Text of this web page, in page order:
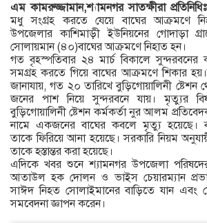
এম কামরুজ্জামান,শ্যামনগর সাতক্ষীরা প্রতিনিধিঃ
মধু সংগ্রহ করতে যেয়ে বাঘের আক্রমণে
উপজেলার কাশিমাড়ী ইউনিয়নের গোদাড়া
সোলায়মান (৪০)বাঘের আক্রমণে নিহাত হন।
গত বৃহস্পতিবার ২৪ মার্চ বিকালে সুন্দরবনের
সমগ্রহ করতে গিয়ে বাঘের আক্রমণে শিকার
জানাযায়, গত ২০ তারিখে বুড়িগোয়ালিনী
জনের পাশ নিয়ে সুন্দরবনে যায়। মৃত্যুর
বুড়িগোয়ালিনী ষ্টেশন কর্মকর্তা নুর আলম
নামে একজনের বাঘের কবলে মৃত্যু হয়েছে।
তাকে ফিরিয়ে আনা হয়েছে। সরকারি নিয়ম
তাকে হস্তান্তর করা হয়েছে।
এদিকে খবর শুনে শ্যামনগর উপজেলা
আতাউল হক দোলন ও ভাইস চেয়ারম্যান
সাঈদ নিহত সোলাইমানের বাড়িতে যান এবং
সমবেদনা জ্ঞাপন করেন।